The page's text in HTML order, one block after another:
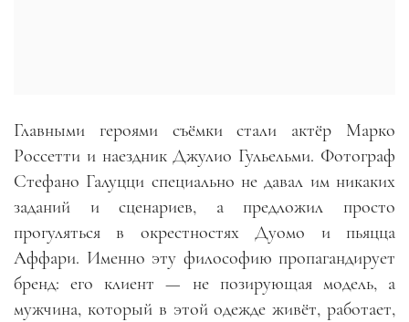
Главными героями съёмки стали актёр Марко
Россетти и наездник Джулио Гульельми. Фотограф
Стефано Галуцци специально не давал им никаких
заданий и сценариев, а предложил просто
прогуляться в окрестностях Дуомо и пьяцца
Аффари. Именно эту философию пропагандирует
бренд: его клиент— не позирующая модель, а
мужчина, который в этой одежде живёт, работает,